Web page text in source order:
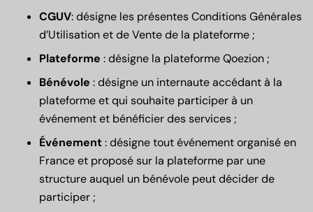
CGUV: désigne les présentes Conditions Générales
d’Utilisation et de Vente de la plateforme ;
Plateforme : désigne la plateforme Qoezion ;
Bénévole : désigne un internaute accédant à la
plateforme et qui souhaite participer à un
événement et bénéficier des services ;
Événement: désigne tout événement organisé en
France et proposé sur la plateforme par une
structure auquel un bénévole peut décider de
participer ;